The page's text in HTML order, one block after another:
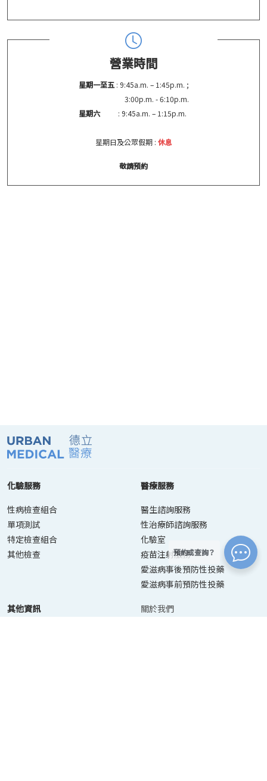
營業時間
星期一至五: 9:45a.m. – 1:45p.m. ;
3:00p.m. - 6:10p.m.
星期六
: 9:45a.m. – 1:15p.m.
星期日及公眾假期 : 休息
敬請預約
化驗服務
性病檢查組合
單項測試
特定檢查組合
其他檢查
醫療服務
醫生諮詢服務
性治療師諮詢服務
化驗室
疫苗注射服務
愛滋病事後預防性投藥
愛滋病事前預防性投藥
其他資訊
關於我們
預約或查詢？